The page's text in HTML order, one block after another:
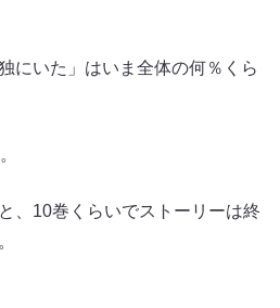
にいた」はいま全体の何％くら
、10巻くらいでストーリーは終